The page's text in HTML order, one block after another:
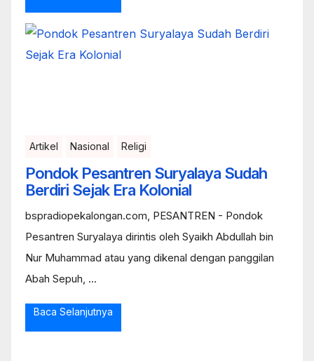
Artikel Nasional Religi
Pondok Pesantren Suryalaya Sudah
Berdiri Sejak Era Kolonial
bspradiopekalongan.com, PESANTREN - Pondok
Pesantren Suryalaya dirintis oleh Syaikh Abdullah bin
Nur Muhammad atau yang dikenal dengan panggilan
Abah Sepuh, ...
Baca Selanjutnya